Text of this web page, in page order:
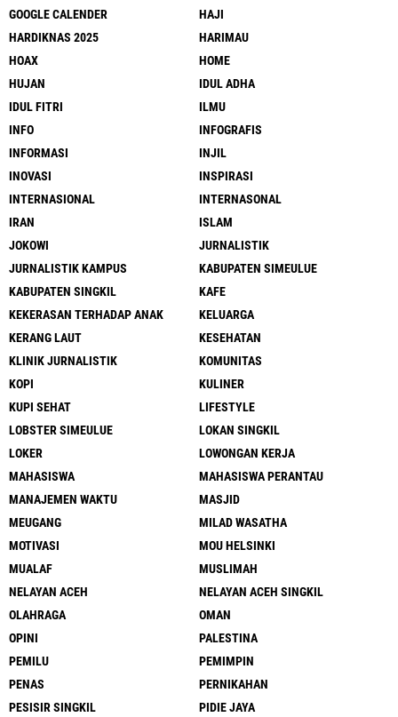
GOOGLE CALENDER
HAJI
HARDIKNAS 2025
HARIMAU
HOAX
HOME
HUJAN
IDUL ADHA
IDUL FITRI
ILMU
INFO
INFOGRAFIS
INFORMASI
INJIL
INOVASI
INSPIRASI
INTERNASIONAL
INTERNASONAL
IRAN
ISLAM
JOKOWI
JURNALISTIK
JURNALISTIK KAMPUS
KABUPATEN SIMEULUE
KABUPATEN SINGKIL
KAFE
KEKERASAN TERHADAP ANAK
KELUARGA
KERANG LAUT
KESEHATAN
KLINIK JURNALISTIK
KOMUNITAS
KOPI
KULINER
KUPI SEHAT
LIFESTYLE
LOBSTER SIMEULUE
LOKAN SINGKIL
LOKER
LOWONGAN KERJA
MAHASISWA
MAHASISWA PERANTAU
MANAJEMEN WAKTU
MASJID
MEUGANG
MILAD WASATHA
MOTIVASI
MOU HELSINKI
MUALAF
MUSLIMAH
NELAYAN ACEH
NELAYAN ACEH SINGKIL
OLAHRAGA
OMAN
OPINI
PALESTINA
PEMILU
PEMIMPIN
PENAS
PERNIKAHAN
PESISIR SINGKIL
PIDIE JAYA